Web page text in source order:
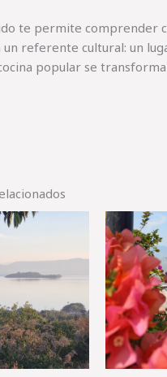
te permite comprender
referente cultural: un
popular se